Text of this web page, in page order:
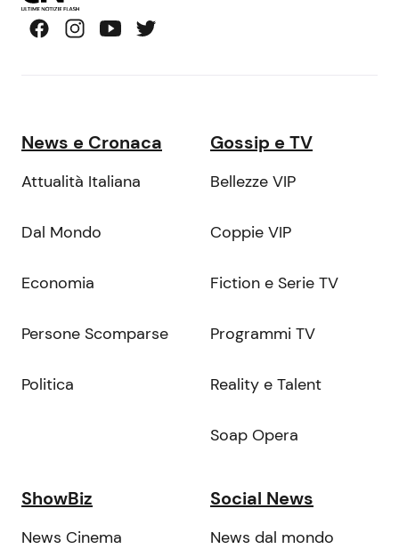
News e Cronaca
Attualità Italiana
Dal Mondo
Economia
Persone Scomparse
Politica
Gossip e TV
Bellezze VIP
Coppie VIP
Fiction e Serie TV
Programmi TV
Reality e Talent
Soap Opera
ShowBiz
News Cinema
Social News
News dal mondo